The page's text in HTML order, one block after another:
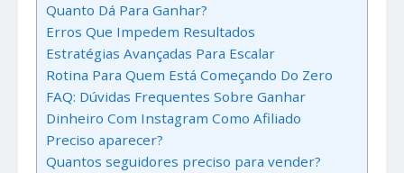
Quanto Dá Para Ganhar?
Erros Que Impedem Resultados
Estratégias Avançadas Para Escalar
Rotina Para Quem Está Começando Do Zero
FAQ: Dúvidas Frequentes Sobre Ganhar
Dinheiro Com Instagram Como Afiliado
Preciso aparecer?
Quantos seguidores preciso para vender?